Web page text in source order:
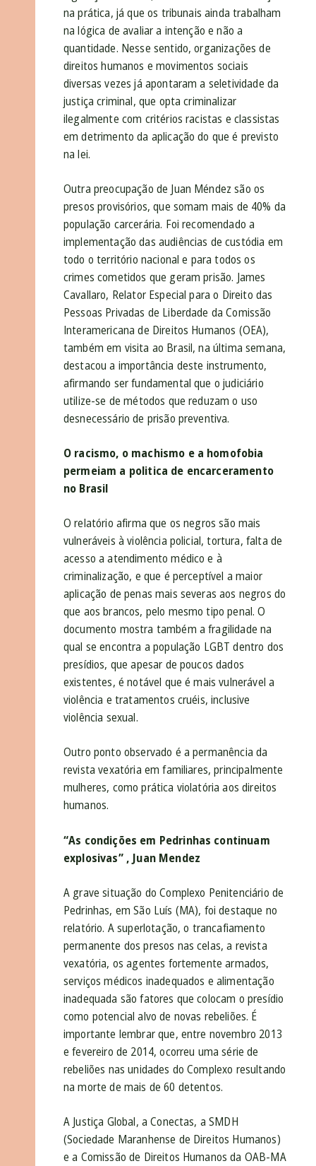
na prática, já que os tribunais ainda trabalham
na lógica de avaliar a intenção e não a
quantidade. Nesse sentido, organizações de
direitos humanos e movimentos sociais
diversas vezes já apontaram a seletividade da
justiça criminal, que opta criminalizar
ilegalmente com critérios racistas e classistas
em detrimento da aplicação do que é previsto
na lei.
Outra preocupação de Juan Méndez são os
presos provisórios, que somam mais de 40% da
população carcerária. Foi recomendado a
implementação das audiências de custódia em
todo o território nacional e para todos os
crimes cometidos que geram prisão. James
Cavallaro, Relator Especial para o Direito das
Pessoas Privadas de Liberdade da Comissão
Interamericana de Direitos Humanos (OEA),
também em visita ao Brasil, na última semana,
destacou a importância deste instrumento,
afirmando ser fundamental que o judiciário
utilize-se de métodos que reduzam o uso
desnecessário de prisão preventiva.
O racismo, o machismo e a homofobia
permeiam a politica de encarceramento
no Brasil
O relatório afirma que os negros são mais
vulneráveis à violência policial, tortura, falta de
acesso a atendimento médico e à
criminalização, e que é perceptível a maior
aplicação de penas mais severas aos negros do
que aos brancos, pelo mesmo tipo penal. O
documento mostra também a fragilidade na
qual se encontra a população LGBT dentro dos
presídios, que apesar de poucos dados
existentes, é notável que é mais vulnerável a
violência e tratamentos cruéis, inclusive
violência sexual.
Outro ponto observado é a permanência da
revista vexatória em familiares, principalmente
mulheres, como prática violatória aos direitos
humanos.
“As condições em Pedrinhas continuam
explosivas” , Juan Mendez
A grave situação do Complexo Penitenciário de
Pedrinhas, em São Luís (MA), foi destaque no
relatório. A superlotação, o trancafiamento
permanente dos presos nas celas, a revista
vexatória, os agentes fortemente armados,
serviços médicos inadequados e alimentação
inadequada são fatores que colocam o presídio
como potencial alvo de novas rebeliões. É
importante lembrar que, entre novembro 2013
e fevereiro de 2014, ocorreu uma série de
rebeliões nas unidades do Complexo resultando
na morte de mais de 60 detentos.
A Justiça Global, a Conectas, a SMDH
(Sociedade Maranhense de Direitos Humanos)
e a Comissão de Direitos Humanos da OAB-MA